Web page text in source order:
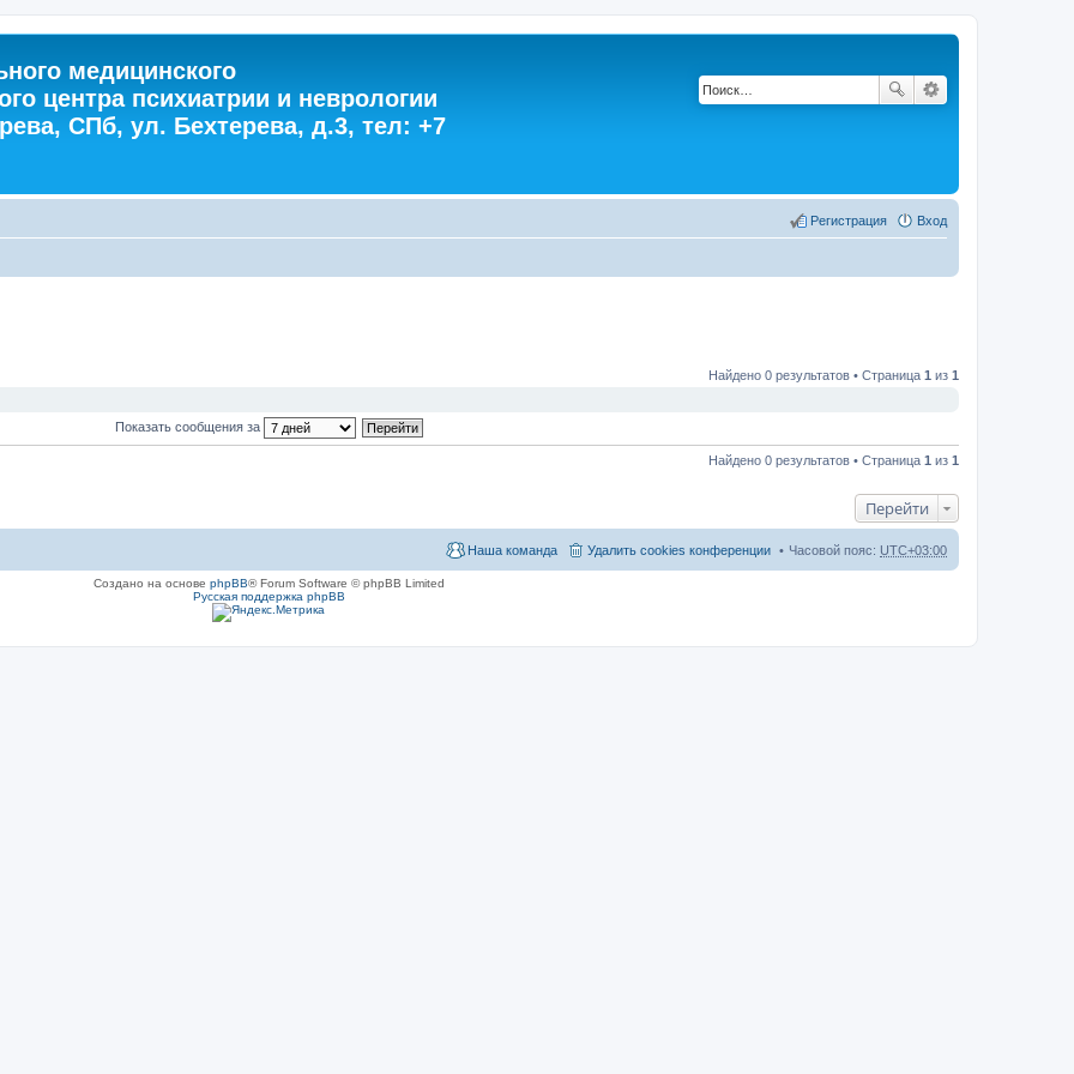
медицинского
центра психиатрии и неврологии
СПб, ул. Бехтерева, д.3, тел: +7
Вход
Регистрация
Найдено 0 результатов • Страница 1 из 1
Показать сообщения за
Найдено 0 результатов • Страница 1 из 1
Перейти
Часовой пояс: UTC+03:00
Удалить cookies конференции
Наша команда
Создано на основе phpBB® Forum Software © phpBB Limited
Русская поддержка phpBB